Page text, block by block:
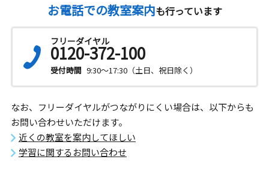
お電話での教室案内も行っています
フリーダイヤル
0120-372-100
受付時間 9:30～17:30（土日、祝日除く）
なお、フリーダイヤルがつながりにくい場合は、以下からも
お問い合わせいただけます。
近くの教室を案内してほしい
学習に関するお問い合わせ